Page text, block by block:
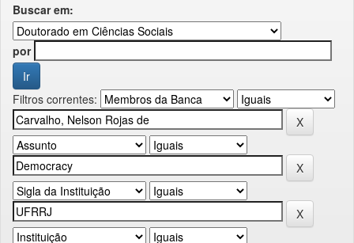
Buscar em:
por
Filtros correntes: